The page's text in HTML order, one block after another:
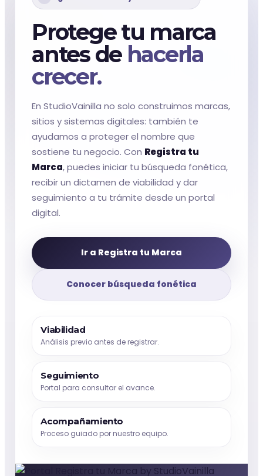
Protege tu marca
antes de hacerla
crecer.
En StudioVainilla no solo construimos marcas,
sitios y sistemas digitales: también te
ayudamos a proteger el nombre que
sostiene tu negocio. Con Registra tu
Marca, puedes iniciar tu búsqueda fonética,
recibir un dictamen de viabilidad y dar
seguimiento a tu trámite desde un portal
digital.
Ir a Registra tu Marca
Conocer búsqueda fonética
Viabilidad
Análisis previo antes de registrar.
Seguimiento
Portal para consultar el avance.
Acompañamiento
Proceso guiado por nuestro equipo.